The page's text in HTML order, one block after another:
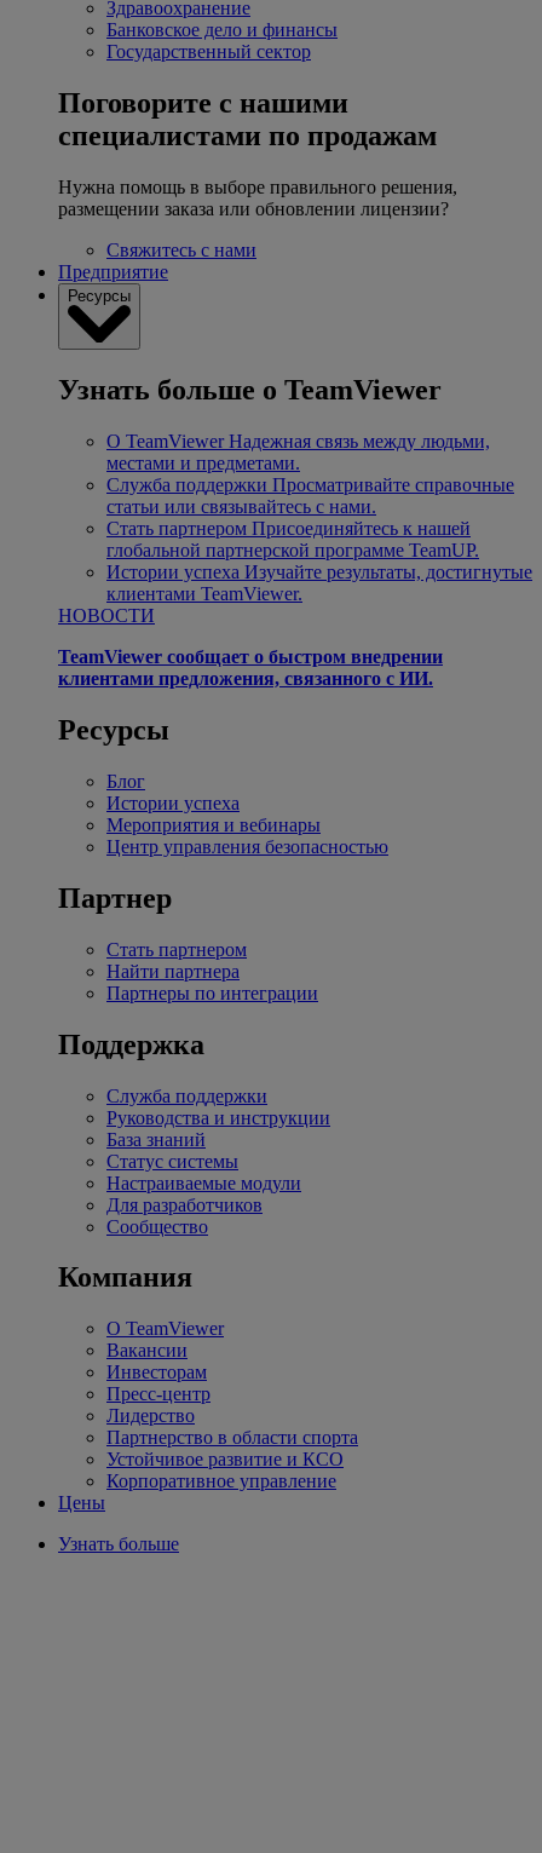
Здравоохранение
Банковское дело и финансы
Государственный сектор
Поговорите с нашими
специалистами по продажам
Нужна помощь в выборе правильного решения,
размещении заказа или обновлении лицензии?
Свяжитесь с нами
Предприятие
Ресурсы
Узнать больше о TeamViewer
О TeamViewer Надежная связь между людьми,
местами и предметами.
Служба поддержки Просматривайте справочные
статьи или связывайтесь с нами.
Стать партнером Присоединяйтесь к нашей
глобальной партнерской программе TeamUP.
Истории успеха Изучайте результаты, достигнутые
клиентами TeamViewer.
НОВОСТИ
TeamViewer сообщает о быстром внедрении
клиентами предложения, связанного с ИИ.
Ресурсы
Блог
Истории успеха
Мероприятия и вебинары
Центр управления безопасностью
Партнер
Стать партнером
Найти партнера
Партнеры по интеграции
Поддержка
Служба поддержки
Руководства и инструкции
База знаний
Статус системы
Настраиваемые модули
Для разработчиков
Сообщество
Компания
О TeamViewer
Вакансии
Инвесторам
Пресс-центр
Лидерство
Партнерство в области спорта
Устойчивое развитие и КСО
Корпоративное управление
Цены
Узнать больше